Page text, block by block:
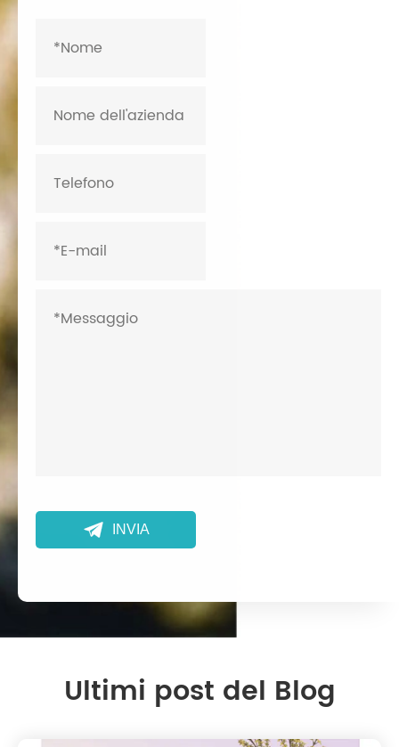
 INVIA
Ultimi post del Blog